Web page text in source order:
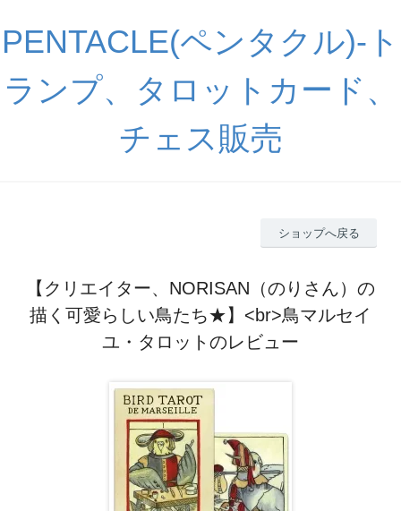
PENTACLE(ペンタクル)-ト
ランプ、タロットカード、
チェス販売
ショップへ戻る
【クリエイター、NORISAN（のりさん）の
描く可愛らしい鳥たち★】<br>鳥マルセイ
ユ・タロットのレビュー